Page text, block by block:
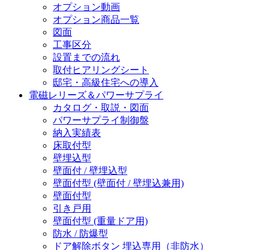
オプション動画
オプション商品一覧
図面
工事区分
設置までの流れ
取付ヒアリングシート
邸宅・高級住宅への導入
電磁レリーズ＆パワーサプライ
カタログ・取説・図面
パワーサプライ制御盤
納入実績表
床取付型
壁埋込型
壁面付 / 壁埋込型
壁面付型 (壁面付 / 壁埋込兼用)
壁面付型
引き戸用
壁面付型 (重量ドア用)
防水 / 防爆型
ドア解除ボタン 埋込専用（非防水）